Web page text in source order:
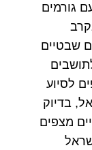
גורמים
שבטיים
לסיוע
בדיוק
מצפים